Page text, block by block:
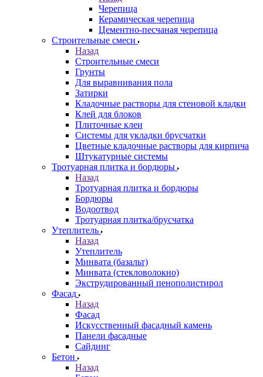
Черепица
Керамическая черепица
Цементно-песчаная черепица
Строительные смеси
Назад
Строительные смеси
Грунты
Для выравнивания пола
Затирки
Кладочные растворы для стеновой кладки
Клей для блоков
Плиточные клеи
Системы для укладки брусчатки
Цветные кладочные растворы для кирпича
Штукатурные системы
Тротуарная плитка и бордюры
Назад
Тротуарная плитка и бордюры
Бордюры
Водоотвод
Тротуарная плитка/брусчатка
Утеплитель
Назад
Утеплитель
Минвата (базальт)
Минвата (стекловолокно)
Экструдированный пенополистирол
Фасад
Назад
Фасад
Искусственный фасадный камень
Панели фасадные
Сайдинг
Бетон
Назад